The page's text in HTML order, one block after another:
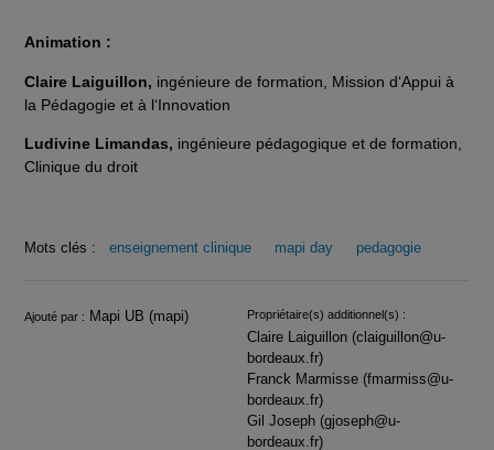
Animation :
Claire Laiguillon, ingénieure de formation, Mission d‘Appui à
la Pédagogie et à l‘Innovation
Ludivine Limandas, ingénieure pédagogique et de formation,
Clinique du droit
Mots clés : enseignement clinique mapi day pedagogie
Infos
Ajouté par : Mapi UB (mapi) Propriétaire(s) additionnel(s) :
Claire Laiguillon (claiguillon@u-
bordeaux.fr)
Franck Marmisse (fmarmiss@u-
bordeaux.fr)
Gil Joseph (gjoseph@u-
bordeaux.fr)